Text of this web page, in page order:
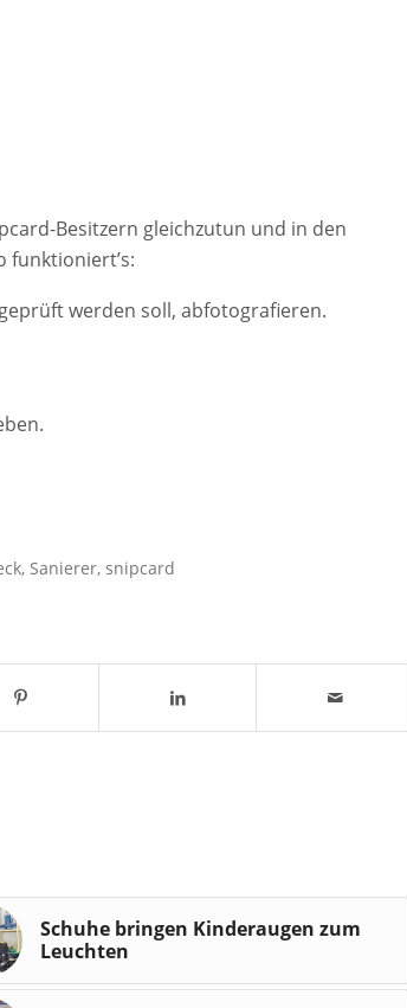
Besitzern gleichzutun und in den
funktioniert’s:
werden soll, abfotografieren.
, Sanierer, snipcard
Schuhe bringen Kinderaugen zum
Leuchten